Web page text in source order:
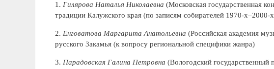
1. Гилярова Наталья Николаевна (Московская государственная
традиции Калужского края (по записям собирателей 1970-х–2000-
2. Енговатова Маргарита Анатольевна (Российская академия
русского Закамья (к вопросу региональной специфики жанра)
3. Парадовская Галина Петровна (Вологодский государственный